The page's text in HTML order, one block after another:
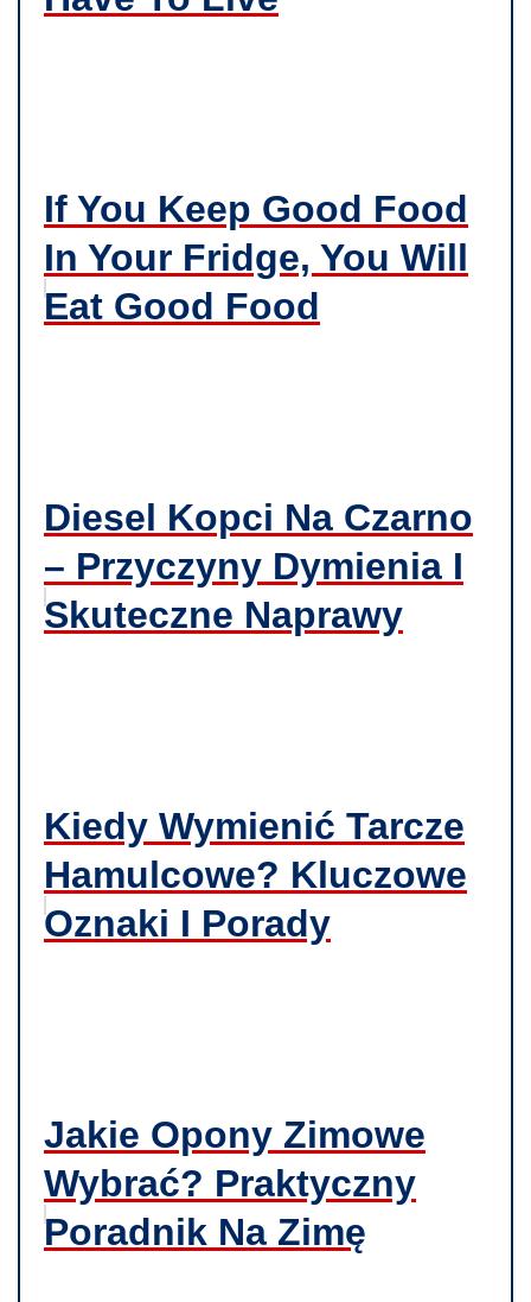
If You Keep Good Food
In Your Fridge, You Will
Eat Good Food
Diesel Kopci Na Czarno
– Przyczyny Dymienia I
Skuteczne Naprawy
Kiedy Wymienić Tarcze
Hamulcowe? Kluczowe
Oznaki I Porady
Jakie Opony Zimowe
Wybrać? Praktyczny
Poradnik Na Zimę